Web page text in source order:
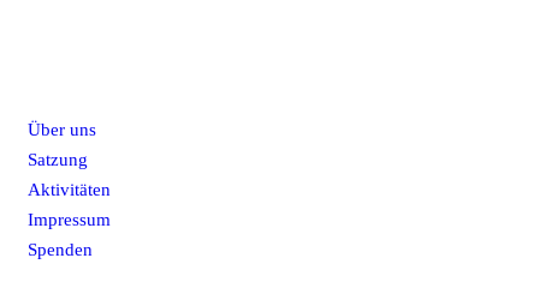
Über uns
Satzung
Aktivitäten
Impressum
Spenden